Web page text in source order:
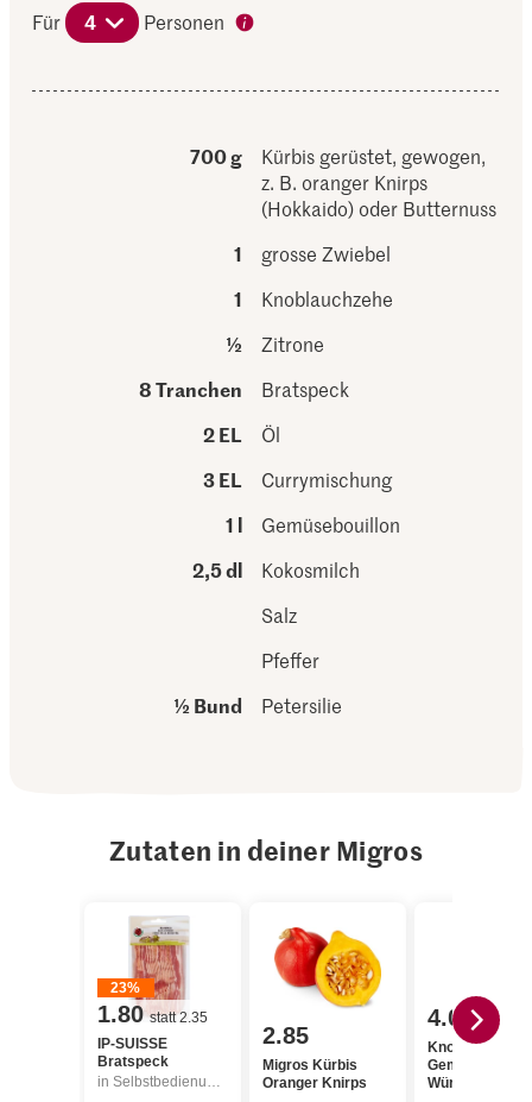
Für 4 Personen
700 g
Kürbis gerüstet, gewogen,
z. B. oranger Knirps
(Hokkaido) oder Butternuss
1
grosse Zwiebel
1
Knoblauchzehe
½
Zitrone
8 Tranchen
Bratspeck
2 EL
Öl
3 EL
Currymischung
1 l
Gemüsebouillon
2,5 dl
Kokosmilch
Salz
Pfeffer
½ Bund
Petersilie
Zutaten in deiner Migros
23%
1.80 statt 2.35
IP-SUISSE
Bratspeck
in Selbstbedienung, Angebot gilt nur vom 6.8. bis 12.8.2026, solange Vorrat.
2.85
Migros Kürbis
Oranger Knirps
4.00
Knorr
Würfel